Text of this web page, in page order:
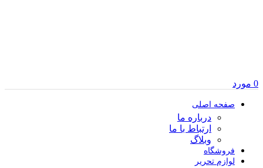
0 مورد
صفحه اصلی
درباره ما
ارتباط با ما
وبلاگ
فروشگاه
لوازم تحریر